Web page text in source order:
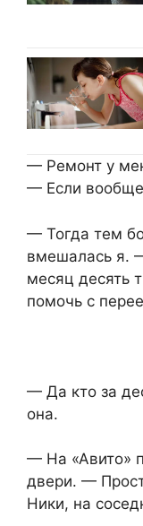
— Ремонт у
— Если вообще
— Тогда тем
вмешалась я.
месяц десять
помочь с
— Да кто за
она.
— На «Авито»
двери. —
Ники, на